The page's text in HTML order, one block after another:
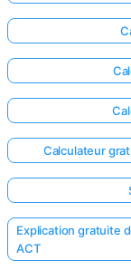
Calculateur
Explication gratuite
ACT